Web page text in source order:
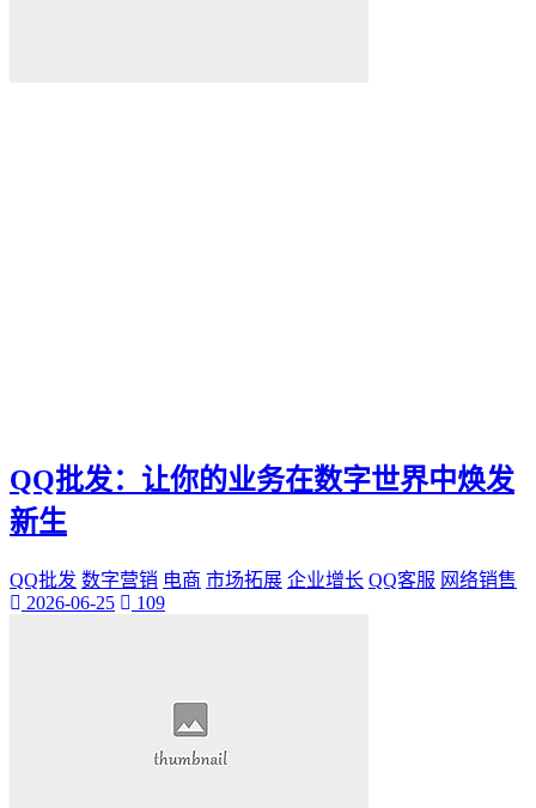
QQ批发：让你的业务在数字世界中焕发
新生
QQ批发 数字营销 电商 市场拓展 企业增长 QQ客服 网络销售
2026-06-25
109